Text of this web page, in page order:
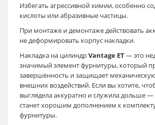
Избегать агрессивной химии, особенно
кислоты или абразивные частицы.
При монтаже и демонтаже действовать
не деформировать корпус накладки.
Накладка на цилиндрVantage ET— это
значимый элемент фурнитуры, который
завершённость и защищает
внешних воздействий. Если вы хотите,
выглядела аккуратно и служила дольше —
станет хорошим дополнением к
фурнитуры.